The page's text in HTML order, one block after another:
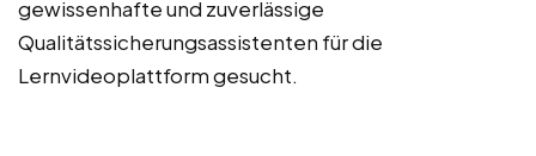
gewissenhafte und zuverlässige
Qualitätssicherungsassistenten für die
Lernvideoplattform gesucht.